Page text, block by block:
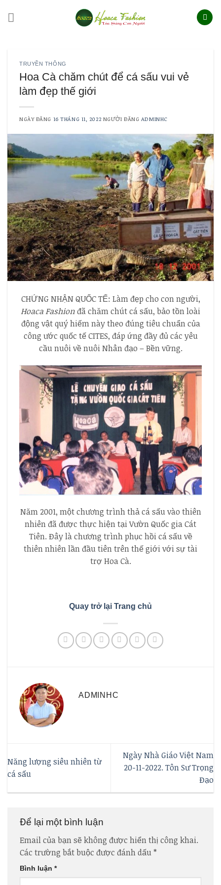
TRUYỀN THÔNG
Hoa Cà chăm chút để cá sấu vui vẻ
làm đẹp thế giới
NGÀY ĐĂNG 16 THÁNG 11, 2022 NGƯỜI ĐĂNG ADMINHC
CHỨNG NHẬN QUỐC TẾ: Làm đẹp cho con người,
Hoaca Fashionđã chăm chút cá sấu, bảo tồn loài
động vật quý hiếm này theo đúng tiêu chuẩn của
công ước quốc tế CITES, đáp ứng đầy đủ các yêu
cầu nuôi về nuôi Nhân đạo – Bền vững.
Năm 2001, một chương trình thả cá sấu vào thiên
nhiên đã được thực hiện tại Vườn Quốc gia Cát
Tiên. Đây là chương trình phục hồi cá sấu về
thiên nhiên lần đầu tiên trên thế giới với sự tài
trợ Hoa Cà.
Quay trở lại Trang chủ
ADMINHC
Năng lượng siêu nhiên từ
cá sấu
Ngày Nhà Giáo Việt Nam
20-11-2022. Tôn Sư Trọng
Đạo
Để lại một bình luận
Email của bạn sẽ không được hiển thị công khai.
Các trường bắt buộc được đánh dấu*
Bình luận *